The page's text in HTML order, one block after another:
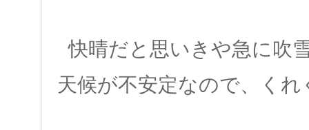
快晴だと思いきや急に吹
天候が不安定なので、く